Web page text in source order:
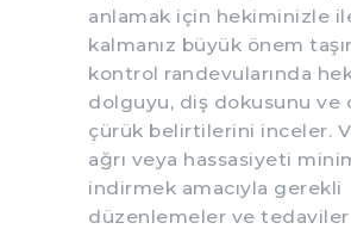
anlamak için hekiminizle
kalmanız büyük önem
kontrol randevularında
dolguyu, diş dokusunu ve
çürük belirtilerini inceler.
ağrı veya hassasiyeti
indirmek amacıyla gerekli
düzenlemeler ve tedaviler